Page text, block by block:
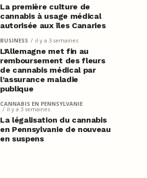
La première culture de
cannabis à usage médical
autorisée aux îles Canaries
BUSINESS il y a 3 semaines
L’Allemagne met fin au
remboursement des fleurs
de cannabis médical par
l’assurance maladie
publique
CANNABIS EN PENNSYLVANIE
il y a 3 semaines
La légalisation du cannabis
en Pennsylvanie de nouveau
en suspens